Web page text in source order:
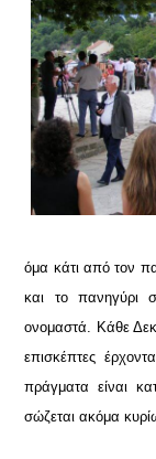
όμα κάτι από τον
και το πανηγύρι
ονομαστά. Κάθε
επισκέπτες
πράγματα είναι
σώζεται ακόμα